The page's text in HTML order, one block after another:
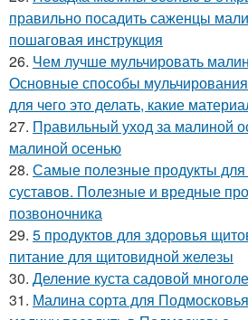
правильно посадить саженцы
пошаговая инструкция
26. Чем лучше мульчировать
Основные способы
для чего это делать, какие
27. Правильный уход за малиной
малиной осенью
28. Самые полезные продукты для
суставов. Полезные и вредные
позвоночника
29. 5 продуктов для здоровья
питание для щитовидной железы
30. Деление куста садовой
31. Малина сорта для